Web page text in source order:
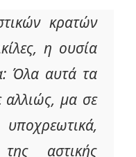
κρατών
η ουσία
Όλα αυτά τα
αλλιώς, μα σε
της αστικής